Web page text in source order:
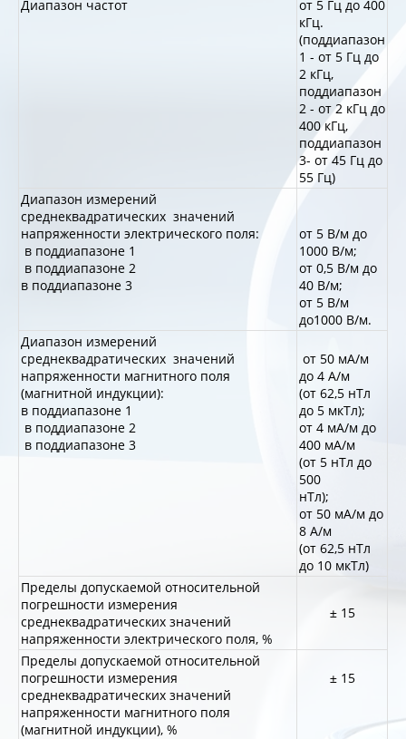
Диапазон частот
от 5 Гц до 400
кГц.
(поддиапазон
1 - от 5 Гц до
2 кГц,
поддиапазон
2 - от 2 кГц до
400 кГц,
поддиапазон
3- от 45 Гц до
55 Гц)
Диапазон измерений
среднеквадратических значений
напряженности электрического поля:
в поддиапазоне 1
в поддиапазоне 2
в поддиапазоне 3
от 5 В/м до
1000 В/м;
от 0,5 В/м до
40 В/м;
от 5 В/м
до1000 В/м.
Диапазон измерений
среднеквадратических значений
напряженности магнитного поля
(магнитной индукции):
в поддиапазоне 1
в поддиапазоне 2
в поддиапазоне 3
от 50 мА/м
до 4 А/м
(от 62,5 нТл
до 5 мкТл);
от 4 мА/м до
400 мА/м
(от 5 нТл до
500
нТл);
от 50 мА/м до
8 А/м
(от 62,5 нТл
до 10 мкТл)
Пределы допускаемой относительной
погрешности измерения
среднеквадратических значений
напряженности электрического поля, %
± 15
Пределы допускаемой относительной
погрешности измерения
среднеквадратических значений
напряженности магнитного поля
(магнитной индукции), %
± 15